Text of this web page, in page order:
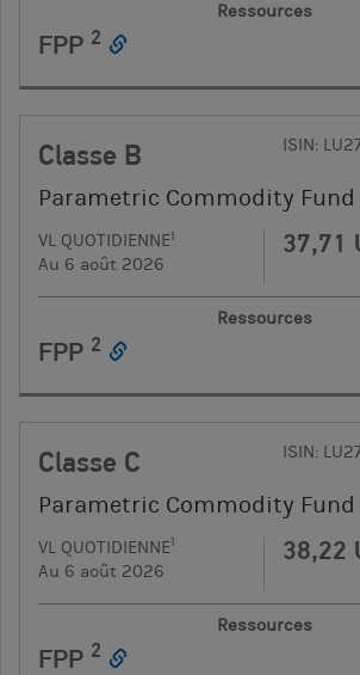
Ressources
FPP 2
Classe B ISIN:
Parametric Commodity Fund
VL QUOTIDIENNE1
Au 6 août 2026
37,71
Ressources
FPP 2
Classe C ISIN:
Parametric Commodity Fund
VL QUOTIDIENNE1
Au 6 août 2026
38,22
Ressources
FPP 2